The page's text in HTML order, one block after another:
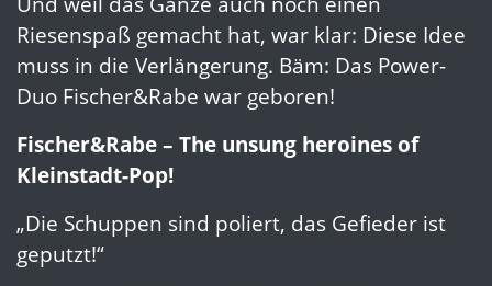
Riesenspaß gemacht hat, war klar: Diese Idee
muss in die Verlängerung. Bäm: Das Power-
Duo Fischer&Rabe war geboren!
Fischer&Rabe – The unsung heroines of
Kleinstadt-Pop!
„Die Schuppen sind poliert, das Gefieder ist
geputzt!“